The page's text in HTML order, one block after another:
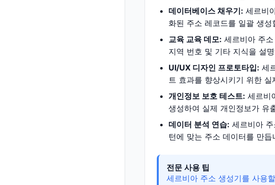
데이터베이스 채우기: 세르비
화된 주소 레코드를 일괄 생성
교육 교육 데모: 세르비아 주
지역 번호 및 기타 지식을 설
UI/UX 디자인 프로토타입: 세
트 효과를 향상시키기 위한
개인정보 보호 테스트: 세르비
생성하여 실제 개인정보가 유
데이터 분석 연습: 세르비아
턴에 맞는 주소 데이터를 만듭
전문 사용 팁
세르비아 주소 생성기를 사용